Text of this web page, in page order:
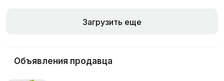
Загрузить еще
Объявления продавца